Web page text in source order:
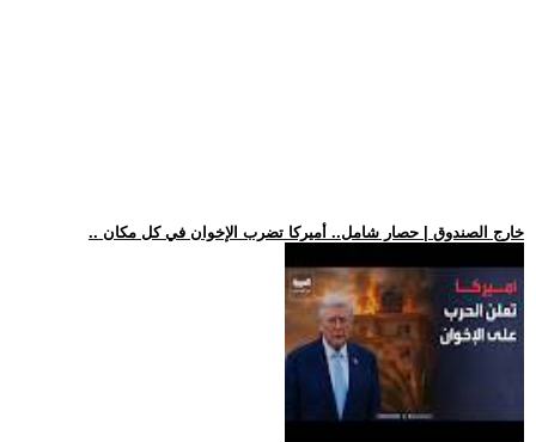
.. خارج الصندوق | حصار شامل.. أميركا تضرب الإخوان في كل مكان